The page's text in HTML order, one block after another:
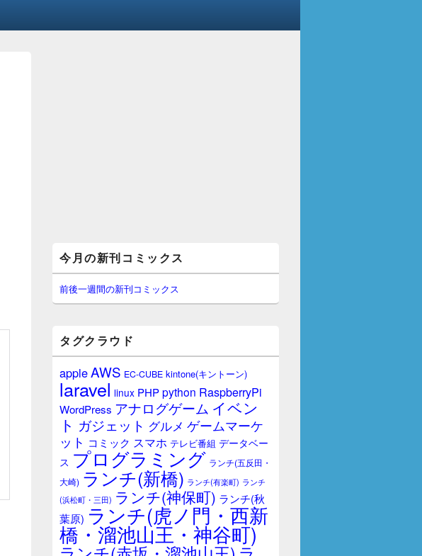
イ
ン
サ
イ
ー
ジ
ッ
ト
今月の新刊コミックス
前後一週間の新刊コミックス
タグクラウド
appleAWS EC-CUBE kintone(キントーン)
laravel linux PHPpython RaspberryPi
WordPress アナログゲーム イベン
ト ガジェット グルメ ゲームマーケ
ット コミック スマホ テレビ番組 データベー
ス プログラミング ランチ(五反田・
大崎) ランチ(新橋) ランチ(有楽町) ランチ
(浜松町・三田) ランチ(神保町) ランチ(秋
葉原) ランチ(虎ノ門・西新
橋・溜池山王・神谷町)